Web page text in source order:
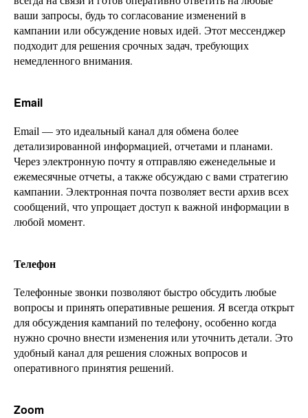
ваши запросы, будь то согласование изменений в
кампании или обсуждение новых идей. Этот мессенджер
подходит для решения срочных задач, требующих
немедленного внимания.
Email
Email — это идеальный канал для обмена более
детализированной информацией, отчетами и планами.
Через электронную почту я отправляю еженедельные и
ежемесячные отчеты, а также обсуждаю с вами стратегию
кампании. Электронная почта позволяет вести архив всех
сообщений, что упрощает доступ к важной информации в
любой момент.
Телефон
Телефонные звонки позволяют быстро обсудить любые
вопросы и принять оперативные решения. Я всегда открыт
для обсуждения кампаний по телефону, особенно когда
нужно срочно внести изменения или уточнить детали. Это
удобный канал для решения сложных вопросов и
оперативного принятия решений.
Zoom